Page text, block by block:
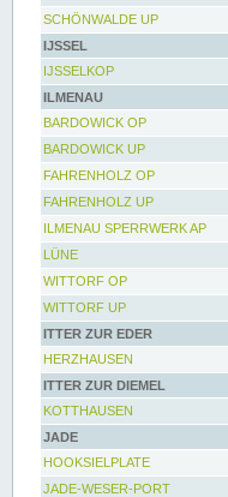
SCHÖNWALDE UP
IJSSEL
IJSSELKOP
ILMENAU
BARDOWICK OP
BARDOWICK UP
FAHRENHOLZ OP
FAHRENHOLZ UP
ILMENAU SPERRWERK AP
LÜNE
WITTORF OP
WITTORF UP
ITTER ZUR EDER
HERZHAUSEN
ITTER ZUR DIEMEL
KOTTHAUSEN
JADE
HOOKSIELPLATE
JADE-WESER-PORT